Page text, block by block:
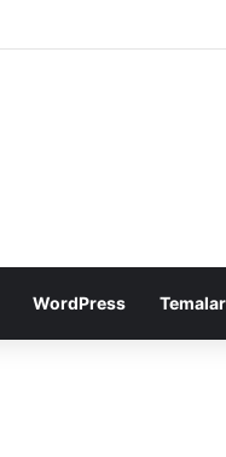
WordPress Temalar